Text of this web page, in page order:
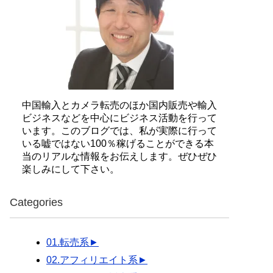
中国輸入とカメラ転売のほか国内販売や輸入
ビジネスなどを中心にビジネス活動を行って
います。このブログでは、私が実際に行って
いる嘘ではない100％稼げることができる本
当のリアルな情報をお伝えします。ぜひぜひ
楽しみにして下さい。
Categories
01.転売系 ►
02.アフィリエイト系 ►